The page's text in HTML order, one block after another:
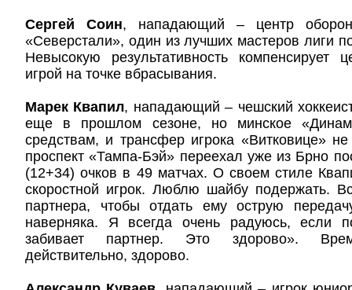
Сергей Соин, нападающий – центр
«Северстали», один из лучших мастеров лиги
Невысокую результативность компенсирует
игрой на точке вбрасывания.
Марек Квапил, нападающий – чешский
еще в прошлом сезоне, но минское
средствам, и трансфер игрока «Витковице»
проспект «Тампа-Бэй» переехал уже из Брно
(12+34) очков в 49 матчах. О своем стиле
скоростной игрок. Люблю шайбу подержать.
партнера, чтобы отдать ему острую
наверняка. Я всегда очень радуюсь, если
забивает партнер. Это здорово».
действительно, здорово.